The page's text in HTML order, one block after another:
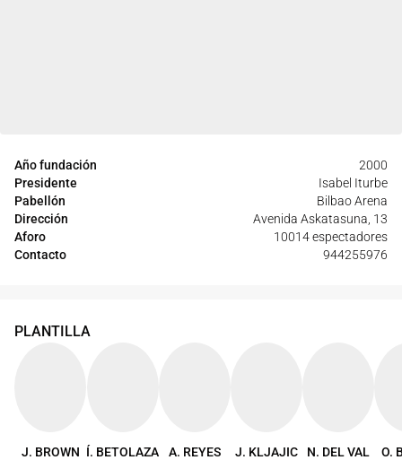
Año fundación
2000
Presidente
Isabel Iturbe
Pabellón
Bilbao Arena
Dirección
Avenida Askatasuna, 13
Aforo
10014 espectadores
Contacto
944255976
PLANTILLA
J. BROWN Í. BETOLAZA
A. REYES
J. KLJAJIC
N. DEL VAL
O.